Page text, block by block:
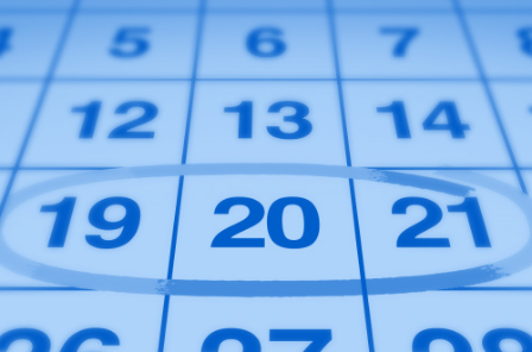
Hochfügen, offre opportunità senza precedenti per
sviluppare il più grande evento B2B di snowboard in
Europa e portare i test sulla neve ad un livello
successivo.Segnate sul calendario: le date restano dal 19
al 21 gennaio 2025. Il concept definitivo per i brand sarà
svelato alla fine di luglio, e gli inviti ai negozi saranno
spediti entro la fine di ottobre!